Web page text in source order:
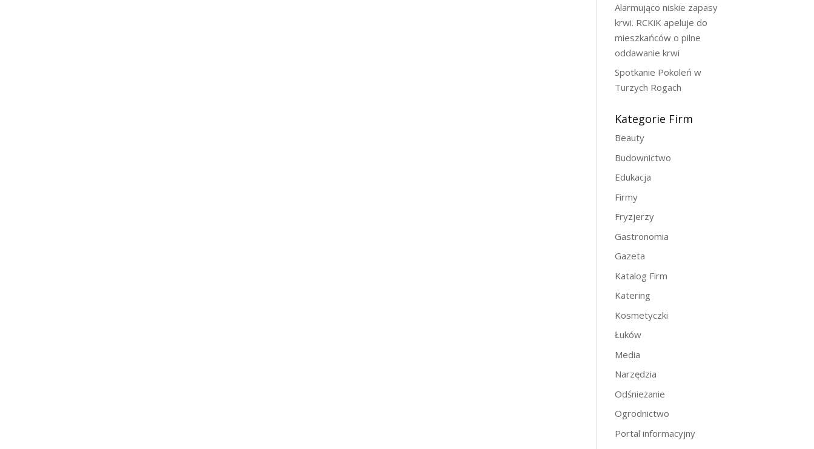
Alarmująco niskie zapasy
krwi. RCKiK apeluje do
mieszkańców o pilne
oddawanie krwi
Spotkanie Pokoleń w
Turzych Rogach
Kategorie Firm
Beauty
Budownictwo
Edukacja
Firmy
Fryzjerzy
Gastronomia
Gazeta
Katalog Firm
Katering
Kosmetyczki
Łuków
Media
Narzędzia
Odśnieżanie
Ogrodnictwo
Portal informacyjny